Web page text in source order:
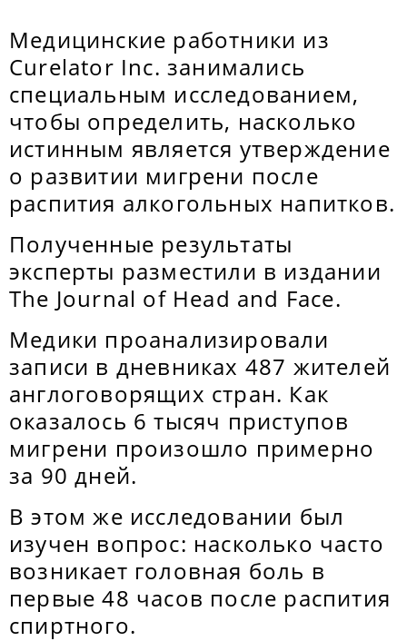
Медицинские работники из
Curelator Inc. занимались
специальным исследованием,
чтобы определить, насколько
истинным является утверждение
о развитии мигрени после
распития алкогольных напитков.
Полученные результаты
эксперты разместили в издании
The Journal of Head and Face.
Медики проанализировали
записи в дневниках 487 жителей
англоговорящих стран. Как
оказалось 6 тысяч приступов
мигрени произошло примерно
за 90 дней.
В этом же исследовании был
изучен вопрос: насколько часто
возникает головная боль в
первые 48 часов после распития
спиртного.